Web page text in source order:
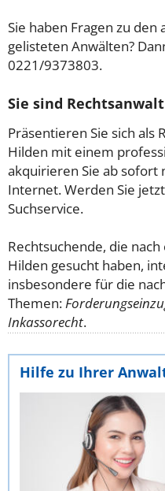
Sie haben Fragen zu
gelisteten Anwälten?
0221/9373803.
Sie sind
Präsentieren Sie sich als
Hilden mit einem
akquirieren Sie ab sofort
Internet. Werden Sie
Suchservice.
Rechtsuchende, die
Hilden gesucht haben,
insbesondere für die
Themen:
Inkassorecht.
Hilfe zu Ihrer